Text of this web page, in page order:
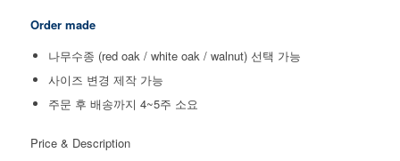
Order made
나무수종 (red oak / white oak / walnut) 선택 가능
사이즈 변경 제작 가능
주문 후 배송까지 4~5주 소요
Price & Description